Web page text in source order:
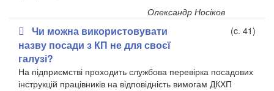
Олександр Носіков
Чи можна використовувати
назву посади з КП не для своєї
галузі?
(c. 41)
На підприємстві проходить службова перевірка посадових
інструкцій працівників на відповідність вимогам ДКХП